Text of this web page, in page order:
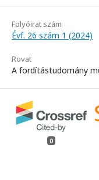
Folyóirat szám
Évf. 26 szám 1 (2024)
Rovat
A fordítástudomány
0